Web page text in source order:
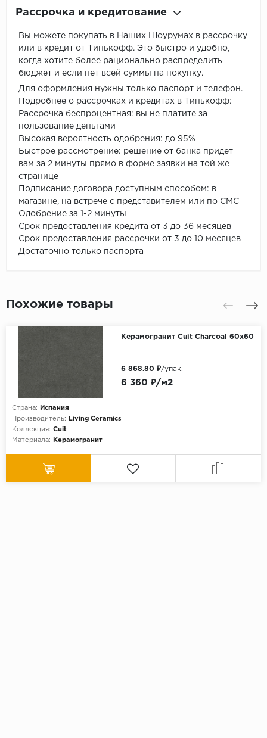
Рассрочка и кредитование
Вы можете покупать в Наших Шоурумах в рассрочку
или в кредит от Тинькофф. Это быстро и удобно,
когда хотите более рационально распределить
бюджет и если нет всей суммы на покупку.
Для оформления нужны только паспорт и телефон.
Подробнее о рассрочках и кредитах в Тинькофф:
Рассрочка беспроцентная: вы не платите за
пользование деньгами
Высокая вероятность одобрения: до 95%
Быстрое рассмотрение: решение от банка придет
вам за 2 минуты прямо в форме заявки на той же
странице
Подписание договора доступным способом: в
магазине, на встрече с представителем или по СМС
Одобрение за 1-2 минуты
Срок предоставления кредита от 3 до 36 месяцев
Срок предоставления рассрочки от 3 до 10 месяцев
Достаточно только паспорта
Похожие товары
Керамогранит Cuit Charcoal 60x60
Страна:
Испания
Производитель:
Living Ceramics
Коллекция: Cuit
Материала:
Керамогранит
6 360 ₽/м2
6 868.80 ₽/упак.